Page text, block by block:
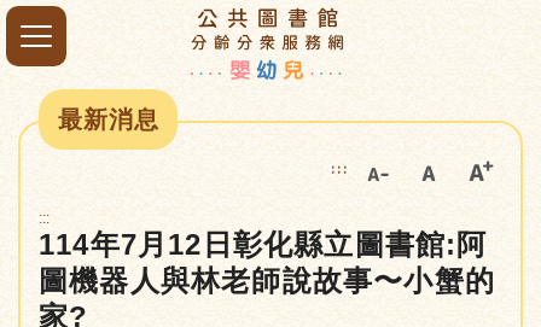
最新消息
:::
:::
114年7月12日彰化縣立圖書館:阿
圖機器人與林老師說故事〜小蟹的
家?